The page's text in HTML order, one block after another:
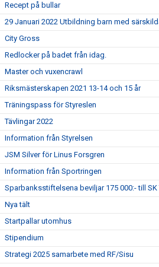
Recept på bullar
29 Januari 2022 Utbildning barn med
City Gross
Redlocker på badet från idag.
Master och vuxencrawl
Riksmästerskapen 2021 13-14 och 15 år
Träningspass för Styreslen
Tävlingar 2022
Information från Styrelsen
JSM Silver för Linus Forsgren
Information från Sportringen
Sparbanksstiftelsena beviljar 175 000:- till SK
Nya tält
Startpallar utomhus
Stipendium
Strategi 2025 samarbete med RF/Sisu